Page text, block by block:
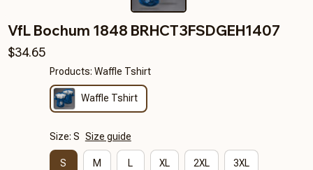
VfL Bochum 1848 BRHCT3FSDGEH1407
$34.65
Products: Waffle Tshirt
Waffle Tshirt
Size: S Size guide
S M L XL 2XL 3XL